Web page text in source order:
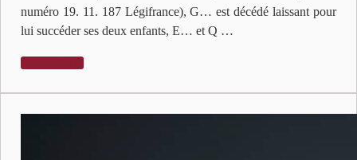
numéro 19. 11. 187 Légifrance), G… est décédé laissant pour
lui succéder ses deux enfants, E… et Q …
LIRE PLUS